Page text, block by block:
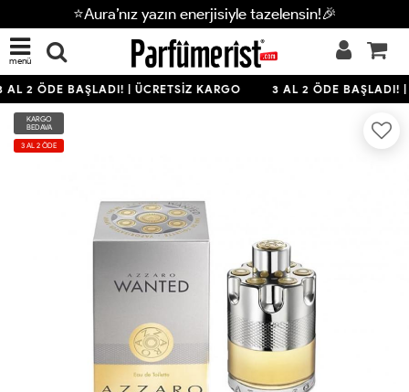
⭐Aura’nız yazın enerjisiyle tazelensin!🎉
menü
2 ÖDE BAŞLADI! | ÜCRETSİZ KARGO 3 AL 2 ÖDE BAŞLADI! |
KARGO
BEDAVA
3 AL 2 ÖDE